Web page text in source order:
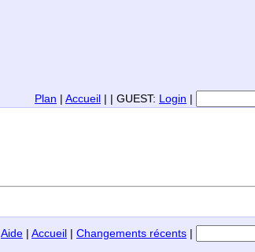
Plan | Accueil | | GUEST: Login |
Aide | Accueil | Changements récents |